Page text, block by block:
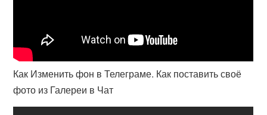
Как Изменить фон в Телеграме. Как поставить своё
фото из Галереи в Чат